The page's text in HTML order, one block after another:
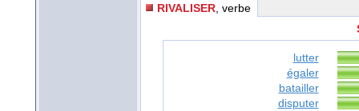
RIVALISER , verbe
lutter
égaler
batailler
disputer